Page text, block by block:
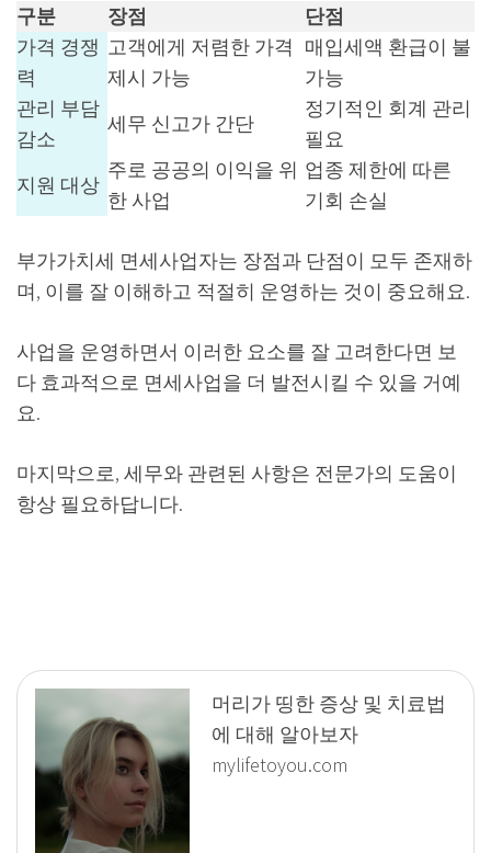
구분 장점
단점
가격 경쟁
력
고객에게 저렴한 가격
제시 가능
매입세액 환급이 불
가능
관리 부담
감소
세무 신고가 간단
정기적인 회계 관리
필요
지원 대상
주로 공공의 이익을 위
한 사업
업종 제한에 따른
기회 손실
부가가치세 면세사업자는 장점과 단점이 모두 존재하
며, 이를 잘 이해하고 적절히 운영하는 것이 중요해요.
사업을 운영하면서 이러한 요소를 잘 고려한다면 보
다 효과적으로 면세사업을 더 발전시킬 수 있을 거예
요.
마지막으로, 세무와 관련된 사항은 전문가의 도움이
항상 필요하답니다.
머리가 띵한 증상 및 치료법
에 대해 알아보자
mylifetoyou.com